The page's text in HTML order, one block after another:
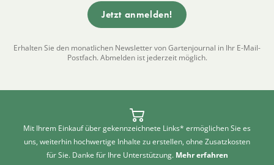
Erhalten Sie den monatlichen Newsletter von Gartenjournal in Ihr E-Mail-
Postfach. Abmelden ist jederzeit möglich.
Mit Ihrem Einkauf über gekennzeichnete Links* ermöglichen Sie es
uns, weiterhin hochwertige Inhalte zu erstellen, ohne Zusatzkosten
für Sie. Danke für Ihre Unterstützung. Mehr erfahren